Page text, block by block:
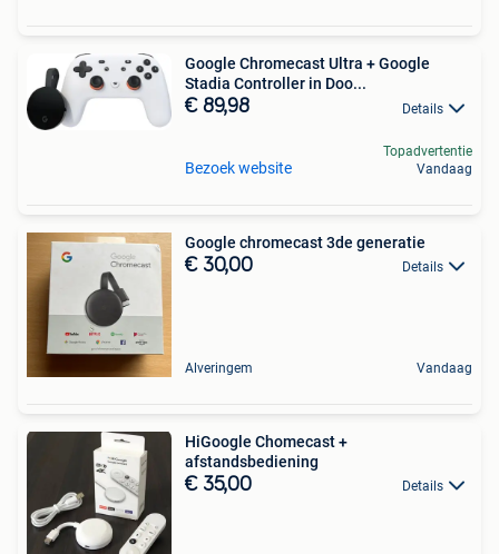
Google Chromecast Ultra + Google
Stadia Controller in Doo...
€ 89,98 Details
Bezoek website
Topadvertentie
Vandaag
Google chromecast 3de generatie
€ 30,00 Details
Alveringem Vandaag
HiGoogle Chomecast +
afstandsbediening
€ 35,00 Details